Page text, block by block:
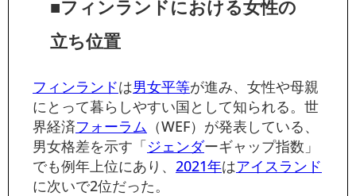
■フィンランドにおける女性の
立ち位置
フィンランドは男女平等が進み、女性や母親
にとって暮らしやすい国として知られる。世
界経済フォーラム （WEF）が発表している、
男女格差を示す「ジェンダーギャップ指数」
でも例年上位にあり、 2021年はアイスランド
に次いで2位だった。